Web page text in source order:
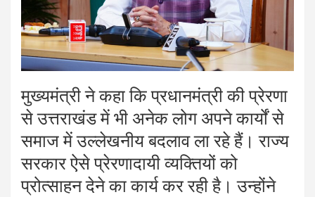
मुख्यमंत्री ने कहा कि प्रधानमंत्री की प्रेरणा
से उत्तराखंड में भी अनेक लोग अपने कार्यों से
समाज में उल्लेखनीय बदलाव ला रहे हैं। राज्य
सरकार ऐसे प्रेरणादायी व्यक्तियों को
प्रोत्साहन देने का कार्य कर रही है। उन्होंने